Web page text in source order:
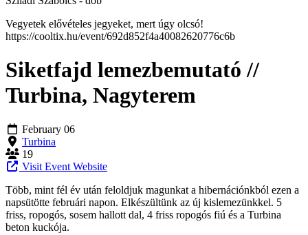
Vegyetek elővételes jegyeket, mert úgy olcsó!
https://cooltix.hu/event/692d852f4a40082620776c6b
Siketfajd lemezbemutató //
Turbina, Nagyterem
February 06
Turbina
19
Visit Event Website
Több, mint fél év után feloldjuk magunkat a hibernációnkból ezen a
napsütötte februári napon. Elkészültünk az új kislemezünkkel. 5
friss, ropogós, sosem hallott dal, 4 friss ropogós fiú és a Turbina
beton kuckója.